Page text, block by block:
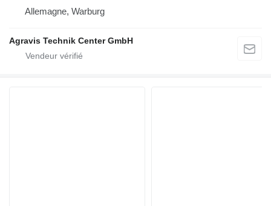
Allemagne, Warburg
Agravis Technik Center GmbH